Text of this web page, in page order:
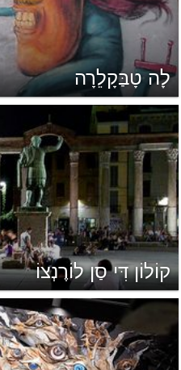
לָה טָבַּקָלֵרָה
קוֹלוֹן דִּי סַן לוֹרֶנְצוֹ